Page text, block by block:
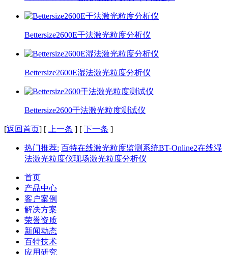
Bettersize2600E干法激光粒度分析仪
Bettersize2600E湿法激光粒度分析仪
Bettersize2600干法激光粒度测试仪
[返回首页] [ 上一条 ] [ 下一条 ]
热门推荐: 百特在线激光粒度监测系统BT-Online2在线湿
法激光粒度仪现场激光粒度分析仪
首页
产品中心
客户案例
解决方案
荣誉资质
新闻动态
百特技术
应用研究